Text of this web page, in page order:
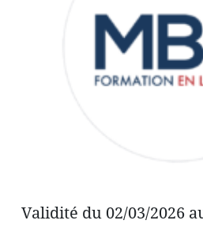
Validité du 02/03/2026